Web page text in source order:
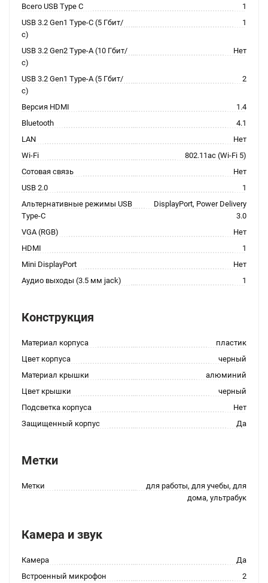
Всего USB Type C
1
USB 3.2 Gen1 Type-C (5 Гбит/
с)
1
USB 3.2 Gen2 Type-A (10 Гбит/
с)
Нет
USB 3.2 Gen1 Type-A (5 Гбит/
с)
2
Версия HDMI
1.4
Bluetooth
4.1
LAN
Нет
Wi-Fi
802.11ac (Wi-Fi 5)
Сотовая связь
Нет
USB 2.0
1
Альтернативные режимы USB
Type-C
DisplayPort, Power Delivery
3.0
VGA (RGB)
Нет
HDMI
1
Mini DisplayPort
Нет
Аудио выходы (3.5 мм jack)
1
Конструкция
Материал корпуса
пластик
Цвет корпуса
черный
Материал крышки
алюминий
Цвет крышки
черный
Подсветка корпуса
Нет
Защищенный корпус
Да
Метки
Метки
для работы, для учебы, для
дома, ультрабук
Камера и звук
Камера
Да
Встроенный микрофон
2